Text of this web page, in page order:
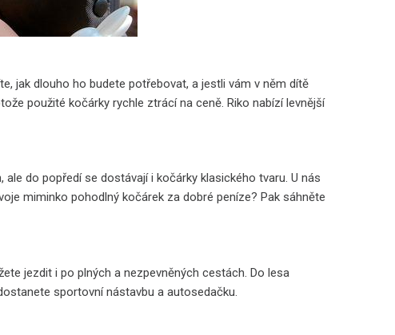
jak dlouho ho budete potřebovat, a jestli vám v něm dítě
použité kočárky rychle ztrácí na ceně. Riko nabízí levnější
do popředí se dostávají i kočárky klasického tvaru. U nás
miminko pohodlný kočárek za dobré peníze? Pak sáhněte
jezdit i po plných a nezpevněných cestách. Do lesa
sportovní nástavbu a autosedačku.